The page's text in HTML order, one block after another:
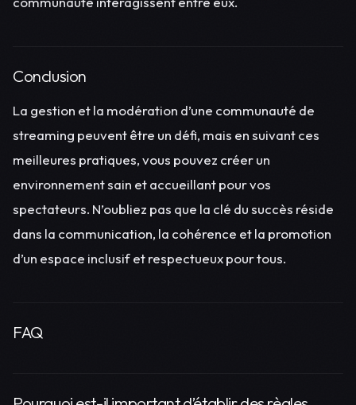
Conclusion
La gestion et la modération d’une communauté de
streaming peuvent être un défi, mais en suivant ces
meilleures pratiques, vous pouvez créer un
environnement sain et accueillant pour vos
spectateurs. N’oubliez pas que la clé du succès réside
dans la communication, la cohérence et la promotion
d’un espace inclusif et respectueux pour tous.
FAQ